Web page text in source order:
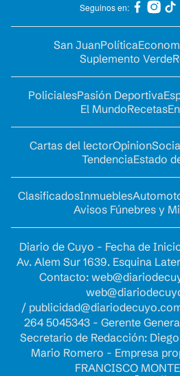
Seguinos en:
San JuanPolítica
Suplemento Verde
PolicialesPasión Deportiva
El MundoRecetas
Cartas del lectorOpinion
TendenciaEstado
ClasificadosInmuebles
Avisos Fúnebres y
Diario de Cuyo - Fecha de
Av. Alem Sur 1639. Esquina
Contacto:
/
264 5045343 - Gerente
Secretario de Redacción:
Mario Romero - Empresa
FRANCISCO